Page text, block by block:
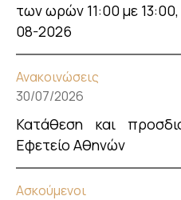
των ωρών 11:00 με 13:00,
08-2026
Ανακοινώσεις
30/07/2026
Κατάθεση και
Εφετείο Αθηνών
Ασκούμενοι